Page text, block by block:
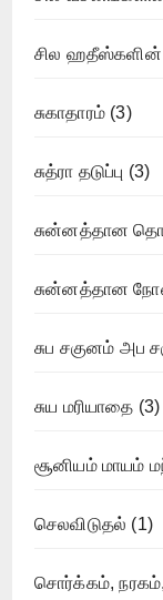
சில ஹதீஸ்களின்
சுகாதாரம் (3)
சுத்ரா தடுப்பு (3)
சுன்னத்தான
சுன்னத்தான
சுப சகுனம் அப
சுய மரியாதை (3)
சூனியம் மாயம்
செலவிடுதல் (1)
சொர்க்கம்,